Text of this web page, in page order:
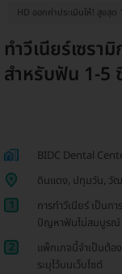
HD ออกค่าประเมินให้! สูงสุด
ทำวีเนียร์เซรา
สำหรับฟัน 1-5
BIDC Dental
ดินแดง, ปทุมวัน, วั
1
การทำวีเนียร์ เป็น
ปัญหาฟันไม่สมบูรณ์
2
แพ็กเกจนี้จำเป็นต้อ
ระบุไว้บนเว็บไซต์